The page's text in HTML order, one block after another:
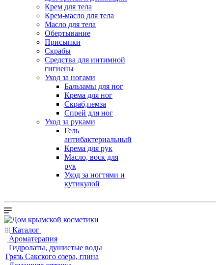
Крем для тела
Крем-масло для тела
Масло для тела
Обертывание
Присыпки
Скрабы
Средства для интимной
гигиены
Уход за ногами
Бальзамы для ног
Крема для ног
Скраб,пемза
Спрей для ног
Уход за руками
Гель
антибактериальный
Крема для рук
Масло, воск для
рук
Уход за ногтями и
кутикулой
Каталог
Ароматерапия
Гидролаты, душистые воды
Грязь Сакского озера, глина